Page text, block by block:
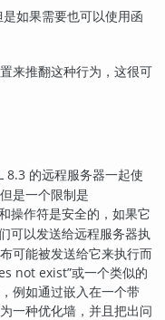
如果需要也可以使用函
来推翻这种行为，这很可
8.3 的远程服务器一起使
是一个限制是
操作符是安全的，如果它
可以发送给远程服务器执
可能被发送给它来执行而
not exist”或一个类似的
例如通过嵌入在一个带
一种优化墙，并且把出问